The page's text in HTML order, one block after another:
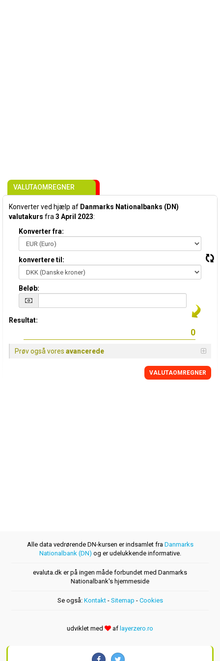
VALUTAOMREGNER
Konverter ved hjælp af Danmarks Nationalbanks (DN)
valutakurs fra 3 April 2023:
Konverter fra:
konvertere til:
Beløb:
Resultat:
Prøv også vores avancerede
VALUTAOMREGNER
Alle data vedrørende DN-kursen er indsamlet fra Danmarks
Nationalbank (DN) og er udelukkende informative.
evaluta.dk er på ingen måde forbundet med Danmarks
Nationalbank's hjemmeside
Se også: Kontakt- Sitemap - Cookies
udviklet med af layerzero.ro